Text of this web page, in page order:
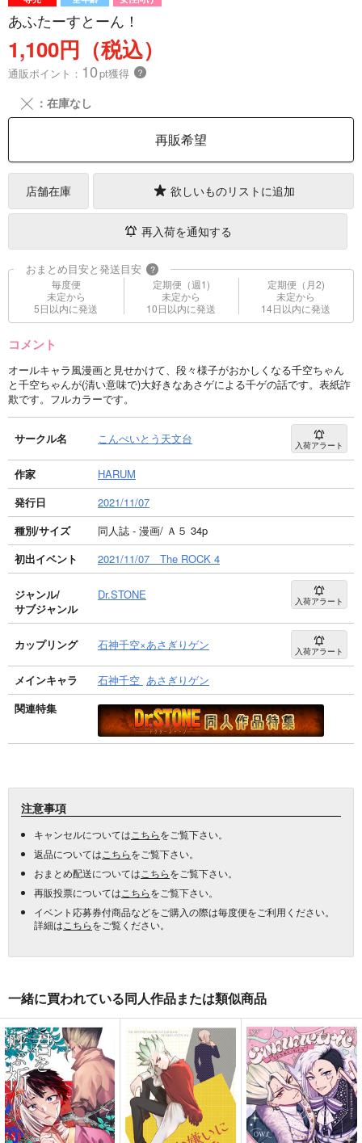
あふたーすとーん！
1,100円（税込）
通販ポイント： 10pt獲得 ？
╳ ：在庫なし
再販希望
店舗在庫 欲しいものリストに追加
再入荷を通知する
おまとめ目安と発送目安 ?
毎度便
未定から
5日以内に発送
定期便（週1)
未定から
10日以内に発送
定期便（月2)
未定から
14日以内に発送
コメント
オールキャラ風漫画と見せかけて、段々様子がおかしくなる千空ちゃん
と千空ちゃんが(清い意味で)大好きなあさゲによる千ゲの話です。表紙詐
欺です。フルカラーです。
サークル名 こんぺいとう天文台 入荷アラート
作家
HARUM
発行日
2021/11/07
種別/サイズ
同人誌 - 漫画/ Ａ５ 34p
初出イベント
2021/11/07 The ROCK 4
ジャンル/
サブジャンル
Dr.STONE 入荷アラート
カップリング 石神千空×あさぎりゲン 入荷アラート
メインキャラ 石神千空 あさぎりゲン
関連特集
注意事項
キャンセルについては こちらをご覧下さい。
返品については こちらをご覧下さい。
おまとめ配送については こちらをご覧下さい。
再販投票については こちらをご覧下さい。
イベント応募券付商品などをご購入の際は毎度便をご利用ください。
詳細は こちらをご覧ください。
一緒に買われている同人作品または類似商品